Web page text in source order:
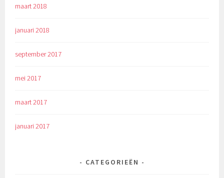
maart 2018
januari 2018
september 2017
mei 2017
maart 2017
januari 2017
CATEGORIEËN